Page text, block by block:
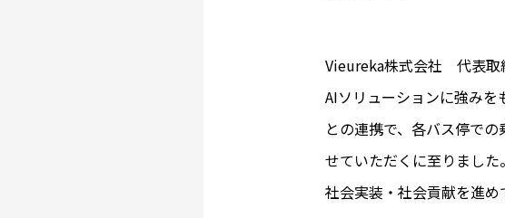
Vieureka株式会社 代表
AIソリューションに強み
との連携で、各バス停で
せていただくに至りまし
社会実装・社会貢献を進め